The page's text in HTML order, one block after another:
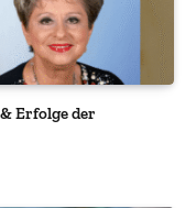
Erfolge der